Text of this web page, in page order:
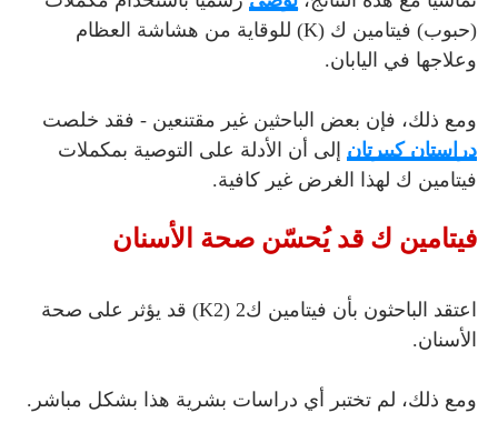
(حبوب) فيتامين ك (K) للوقاية من هشاشة العظام
وعلاجها في اليابان.
ومع ذلك، فإن بعض الباحثين غير مقتنعين - فقد خلصت
دراستان كبيرتان إلى أن الأدلة على التوصية بمكملات
فيتامين ك لهذا الغرض غير كافية.
فيتامين ك قد يُحسّن صحة الأسنان
اعتقد الباحثون بأن فيتامين ك2 (K2) قد يؤثر على صحة
الأسنان.
ومع ذلك، لم تختبر أي دراسات بشرية هذا بشكل مباشر.